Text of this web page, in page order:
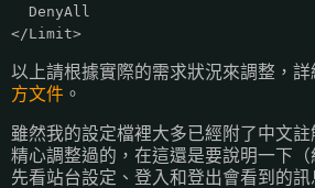
DenyAll
</Limit>
以上請根據實際的需求狀況來調整，
方文件 。
雖然我的設定檔裡大多已經附了中文
精心調整過的，在這還是要說明一下
先看站台設定、登入和登出會看到的訊